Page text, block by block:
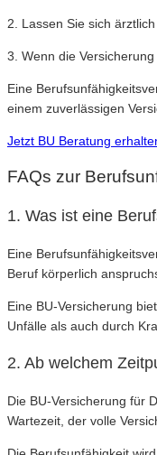
2. Lassen Sie sich
3. Wenn die
Eine
einem zuverlässigen
Jetzt BU Beratung
FAQs zur
1. Was ist eine
Eine
Beruf körperlich
Eine BU-Versicherung
Unfälle als auch durch
2. Ab welchem
Die BU-Versicherung für
Wartezeit, der volle